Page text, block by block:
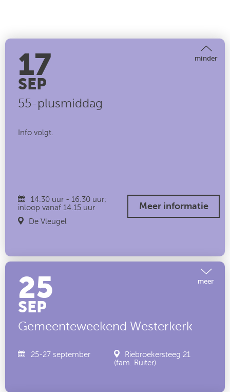
17
SEP
55-plusmiddag
Info volgt.
14.30 uur - 16.30 uur;
inloop vanaf 14.15 uur
De Vleugel
Meer informatie
minder
25
SEP
Gemeenteweekend Westerkerk
25-27 september
Riebroekersteeg 21
(fam. Ruiter)
meer